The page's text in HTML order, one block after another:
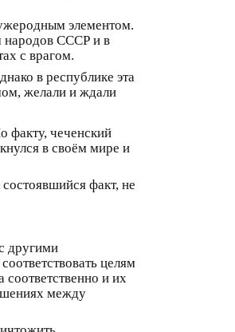
элементом.
народов СССР и в
с врагом.
в республике эта
желали и ждали
чеченский
в своём мире и
факт, не
другими
целям
и их
между